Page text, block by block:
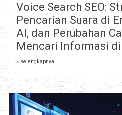
Voice Search SEO:
Pencarian Suara di
AI, dan Perubahan
Mencari Informasi
» selengkapnya